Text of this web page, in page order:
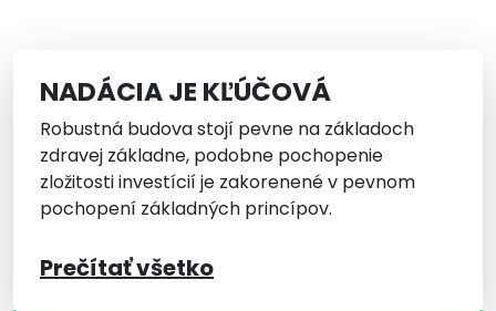
NADÁCIA JE KĽÚČOVÁ
Robustná budova stojí pevne na základoch
zdravej základne, podobne pochopenie
zložitosti investícií je zakorenené v pevnom
pochopení základných princípov.
Prečítať všetko